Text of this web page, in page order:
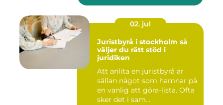
02. jul
Juristbyrå i stockholm så
väljer du rätt stöd i
juridiken
Att anlita en juristbyrå är
sällan något som hamnar på
en vanlig att göra-lista. Ofta
sker det i sam...